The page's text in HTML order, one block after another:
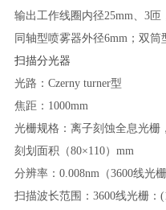
输出工作线圈内径25mm、3
同轴型喷雾器外径6mm；双筒
扫描分光器
光路：Czerny turner型
焦距：1000mm
光栅规格：离子刻蚀全息光栅
刻划面积（80×110）mm
分辨率：0.008nm（3600线光
扫描波长范围：3600线光栅：